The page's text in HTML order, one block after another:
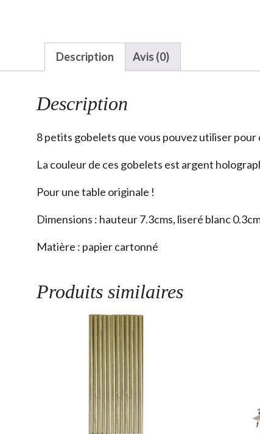
Description Avis (0)
Description
8 petits gobelets que vous pouvez utiliser
La couleur de ces gobelets est argent
Pour une table originale !
Dimensions : hauteur 7.3cms, liseré blanc
Matière : papier cartonné
Produits similaires